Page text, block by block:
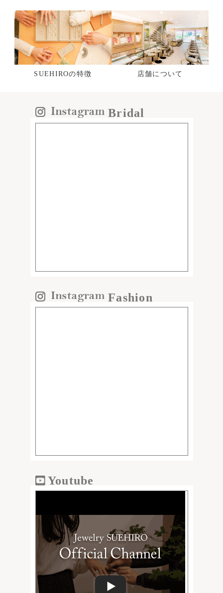
SUEHIROの特徴 店舗について
Bridal
Fashion
Youtube